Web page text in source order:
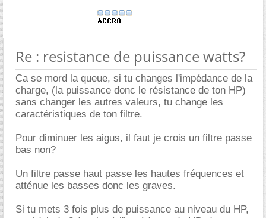
Re : resistance de puissance watts?
Ca se mord la queue, si tu changes l'impédance de la
charge, (la puissance donc le résistance de ton HP)
sans changer les autres valeurs, tu change les
caractéristiques de ton filtre.
Pour diminuer les aigus, il faut je crois un filtre passe
bas non?
Un filtre passe haut passe les hautes fréquences et
atténue les basses donc les graves.
Si tu mets 3 fois plus de puissance au niveau du HP,